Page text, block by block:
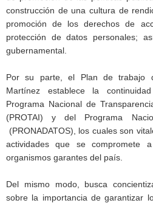
construcción de una cultura de
promoción de los derechos de
protección de datos personales;
gubernamental.
Por su parte, el Plan de trabajo
Martínez establece la
Programa Nacional de
(PROTAI) y del Programa
(PRONADATOS), los cuales son
actividades que se compromete
organismos garantes del país.
Del mismo modo, busca
sobre la importancia de garantizar